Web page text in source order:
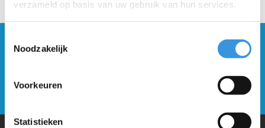
verzameld op basis van uw gebruik van hun services.
Noodzakelijk
Voorkeuren
Statistieken
Blijf op de hoogte en schrijf je in voor onze
Verstuur